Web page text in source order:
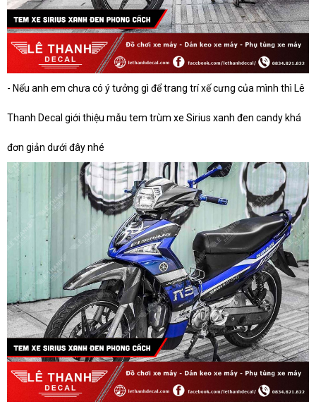
- Nếu anh em chưa có ý tưởng gì để trang trí xế cưng của mình thì Lê
Thanh Decal giới thiệu mẫu tem trùm xe Sirius xanh đen candy khá
đơn giản dưới đây nhé